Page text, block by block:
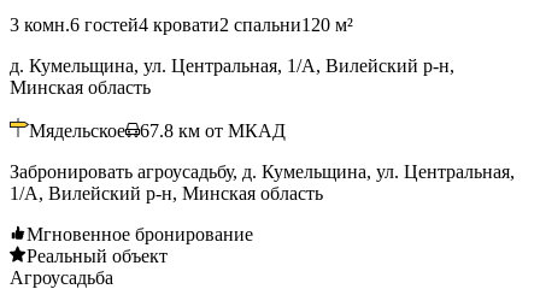
3 комн.6 гостей4 кровати2 спальни120 м²
д. Кумельщина, ул. Центральная, 1/А, Вилейский р-н,
Минская область
Мядельское 67.8 км от МКАД
Забронировать агроусадьбу, д. Кумельщина, ул. Центральная,
1/А, Вилейский р-н, Минская область
Мгновенное бронирование
Реальный объект
Агроусадьба